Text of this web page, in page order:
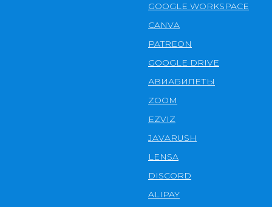
GOOGLE WORKSPACE
CANVA
PATREON
GOOGLE DRIVE
АВИАБИЛЕТЫ
ZOOM
EZVIZ
JAVARUSH
LENSA
DISCORD
ALIPAY